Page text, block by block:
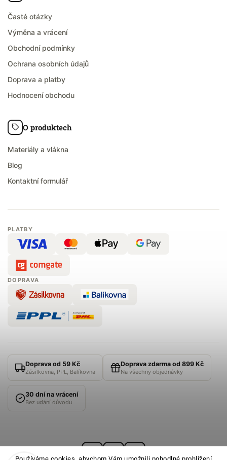
Časté otázky
Výměna a vrácení
Obchodní podmínky
Ochrana osobních údajů
Doprava a platby
Hodnocení obchodu
O produktech
Materiály a vlákna
Blog
Kontaktní formulář
PLATBY
DOPRAVA
Doprava od 59 Kč
Zásilkovna, PPL, Balíkovna
Doprava zdarma od 899 Kč
Na všechny objednávky
30 dní na vrácení
Bez udání důvodu